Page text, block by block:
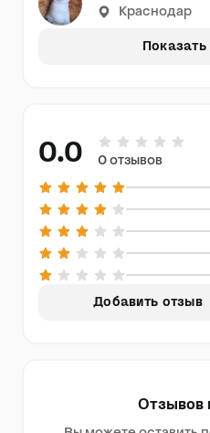
Краснодар
0.0 0 отзывов
Добавить отзыв
Отзывов